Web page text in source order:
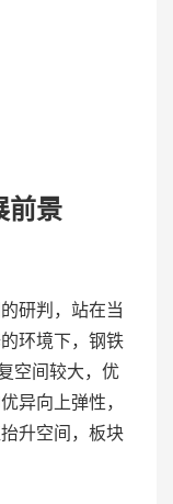
前景
研判，站在当
环境下，钢铁
空间较大，优
异向上弹性，
升空间，板块